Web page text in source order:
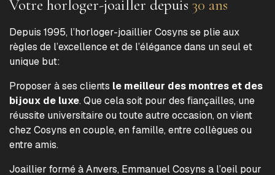
Votre horloger-joailler depuis 30 ans
Depuis 1995, l’horloger-joaillier Cosyns se plie aux
règles de l’excellence et de l’élégance dans un seul et
unique but:
Proposer à ses clients le meilleur des montres et des
bijoux de luxe. Que cela soit pour des fiançailles, une
réussite universitaire ou toute autre occasion, on vient
chez Cosyns en couple, en famille, entre collègues ou
entre amis.
Joaillier formé à Anvers, Emmanuel Cosyns a l’oeil pour